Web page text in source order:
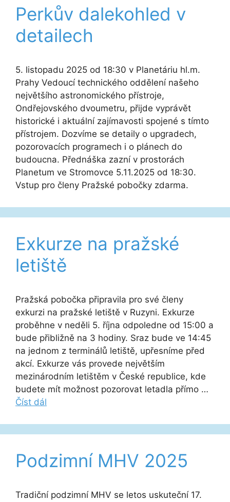
Perkův dalekohled v
detailech
5. listopadu 2025 od 18:30 v Planetáriu hl.m.
Prahy Vedoucí technického oddělení našeho
největšího astronomického přístroje,
Ondřejovského dvoumetru, přijde vyprávět
historické i aktuální zajímavosti spojené s tímto
přístrojem. Dozvíme se detaily o upgradech,
pozorovacích programech i o plánech do
budoucna. Přednáška zazní v prostorách
Planetum ve Stromovce 5.11.2025 od 18:30.
Vstup pro členy Pražské pobočky zdarma.
Exkurze na pražské
letiště
Pražská pobočka připravila pro své členy
exkurzi na pražské letiště v Ruzyni. Exkurze
proběhne v neděli 5. října odpoledne od 15:00 a
bude přibližně na 3 hodiny. Sraz bude ve 14:45
na jednom z terminálů letiště, upřesníme před
akcí. Exkurze vás provede největším
mezinárodním letištěm v České republice, kde
budete mít možnost pozorovat letadla přímo …
Číst dál
Podzimní MHV 2025
Tradiční podzimní MHV se letos uskuteční 17.